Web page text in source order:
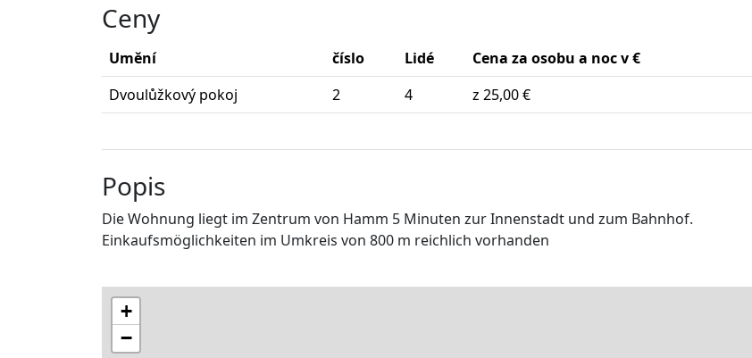
Ceny
Umění číslo Lidé
Cena za osobu a noc v €
Dvoulůžkový pokoj
2 4 z 25,00 €
Popis
Die Wohnung liegt im Zentrum von Hamm 5 Minuten zur Innenstadt und zum Bahnhof.
Einkaufsmöglichkeiten im Umkreis von 800 m reichlich vorhanden
+
−